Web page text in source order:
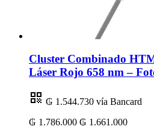
Cluster Combinado
Láser Rojo 658 nm –
₲ 1.544.730 vía Bancard
₲ 1.786.000 ₲ 1.661.000